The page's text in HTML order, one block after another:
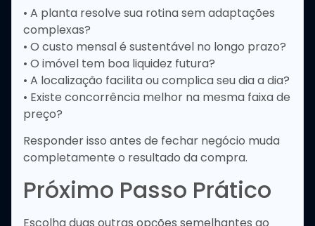
• A planta resolve sua rotina sem adaptações
complexas?
• O custo mensal é sustentável no longo prazo?
• O imóvel tem boa liquidez futura?
• A localização facilita ou complica seu dia a dia?
• Existe concorrência melhor na mesma faixa de
preço?
Responder isso antes de fechar negócio muda
completamente o resultado da compra.
Próximo Passo Prático
Escolha duas outras opções semelhantes ao